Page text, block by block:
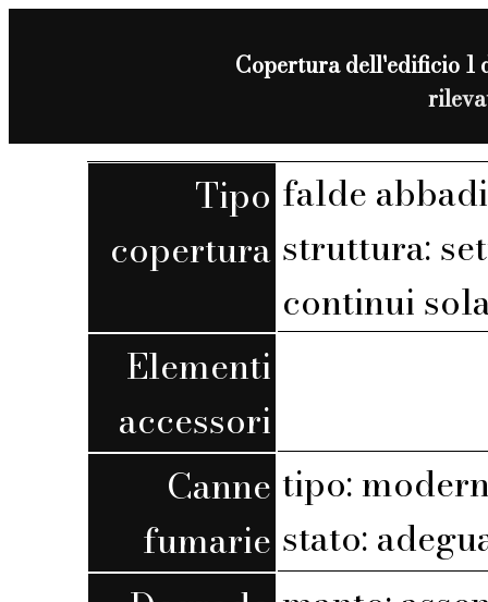
Copertura dell'edificio 1
Tipo
copertura
falde
struttura:
continui
Elementi
accessori
Canne
fumarie
tipo:
stato: